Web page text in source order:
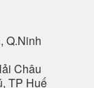
Q.Ninh
Châu
TP Huế